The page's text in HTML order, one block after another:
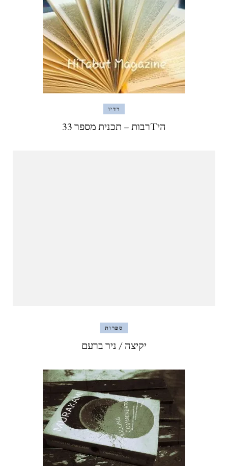
רדיו
היTרבות – תכנית מספר 33
ספרות
יקיצה / ניר ברעם